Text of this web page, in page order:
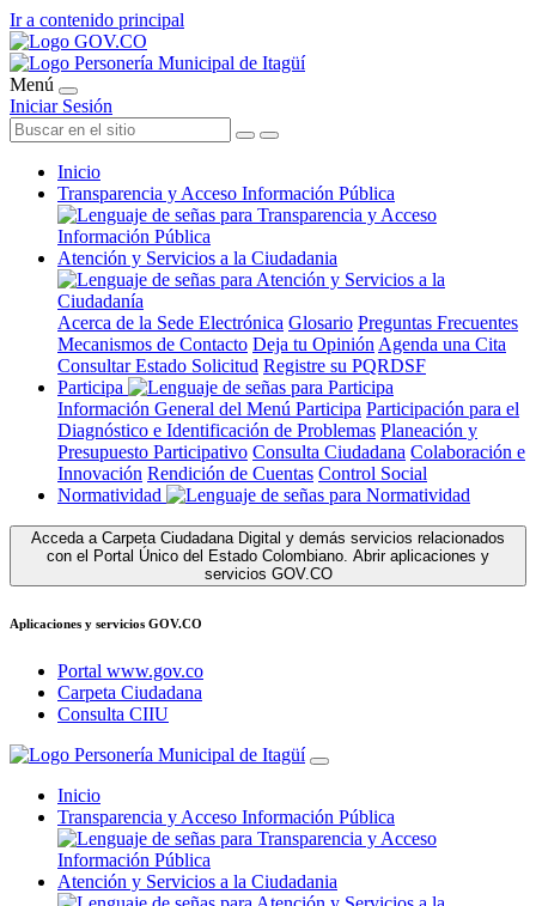
Ir a contenido principal
Menú
Iniciar Sesión
Inicio
Transparencia y Acceso Información Pública
Atención y Servicios a la Ciudadania
Acerca de la Sede Electrónica Glosario Preguntas Frecuentes
Mecanismos de Contacto Deja tu Opinión Agenda una Cita
Consultar Estado Solicitud Registre su PQRDSF
Participa
Información General del Menú Participa Participación para el
Diagnóstico e Identificación de Problemas Planeación y
Presupuesto Participativo Consulta Ciudadana Colaboración e
Innovación Rendición de Cuentas Control Social
Normatividad
Acceda a Carpeta Ciudadana Digital y demás servicios relacionados
con el Portal Único del Estado Colombiano. Abrir aplicaciones y
servicios GOV.CO
Aplicaciones y servicios GOV.CO
Portal www.gov.co
Carpeta Ciudadana
Consulta CIIU
Inicio
Transparencia y Acceso Información Pública
Atención y Servicios a la Ciudadania